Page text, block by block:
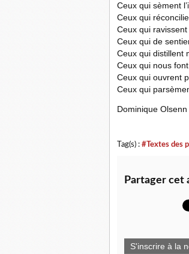
Ceux qui sèment
Ceux qui
Ceux qui
Ceux qui de
Ceux qui distillent
Ceux qui nous font
Ceux qui ouvrent
Ceux qui
Dominique Olsenn
Tag(s) : #Textes des
Partager cet
S'inscrire à la